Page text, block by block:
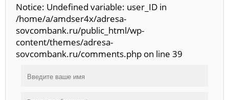
Notice: Undefined variable: user_ID in
/home/a/amdser4x/adresa-
sovcombank.ru/public_html/wp-
content/themes/adresa-
sovcombank.ru/comments.php on line 39